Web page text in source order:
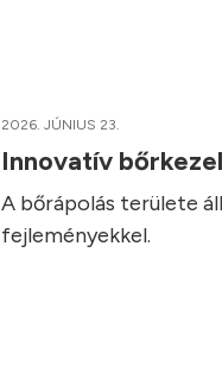
2026. JÚNIUS 23.
Innovatív
A bőrápolás területe
fejleményekkel.